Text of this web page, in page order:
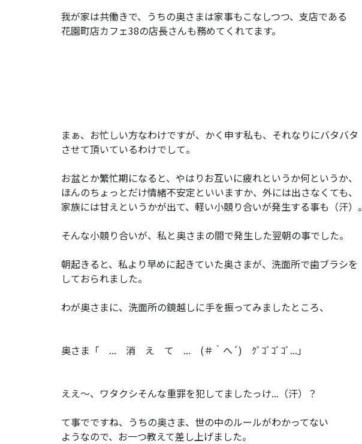
我が家は共働きで、うちの奥さまは家事もこなしつつ、支店である
花園町店カフェ38の店長さんも務めてくれてます。
まぁ、お忙しい方なわけですが、かく申す私も、それなりにバタバタ
させて頂いているわけでして。
お盆とか繁忙期になると、やはりお互いに疲れというか何というか、
ほんのちょっとだけ情緒不安定といいますか、外には出さなくても、
家族には甘えというかが出て、軽い小競り合いが発生する事も（汗）。
そんな小競り合いが、私と奥さまの間で発生した翌朝の事でした。
朝起きると、私より早めに起きていた奥さまが、洗面所で歯ブラシを
しておられました。
わが奥さまに、洗面所の鏡越しに手を振ってみましたところ、
奥さま「 ... 消 え て ... (＃｀へ´) ｸﾞｺﾞｺﾞｺﾞ...」
ええ～、ワタクシそんな重罪を犯してましたっけ...（汗）？
て事でですね、うちの奥さま、世の中のルールがわかってない
ようなので、お一つ教えて差し上げました。